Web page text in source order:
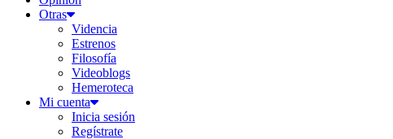
Otras
Videncia
Estrenos
Filosofía
Videoblogs
Hemeroteca
Mi cuenta
Inicia sesión
Regístrate